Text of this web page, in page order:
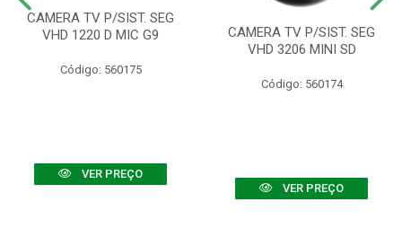
CAMERA TV P/SIST. SEG
VHD 1220 D MIC G9
Código: 560175
VER PREÇO
CAMERA TV P/SIST. SEG
VHD 3206 MINI SD
Código: 560174
VER PREÇO